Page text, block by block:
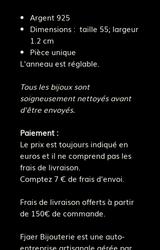
Argent 925
Dimensions : taille 55; largeur
1.2 cm
Pièce unique
L'anneau est réglable.
Tous les bijoux sont
soigneusement nettoyés avant
d'être envoyés.
Paiement :
Le prix est toujours indiqué en
euros et il ne comprend pas les
frais de livraison.
Comptez 7 € de frais d'envoi.
Frais de livraison offerts à partir
de 150€ de commande.
Fjaer Bijouterie est une auto-
entreprise artisanale gérée par